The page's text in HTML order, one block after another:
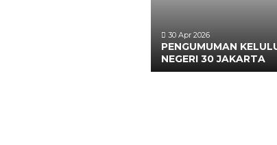
30 Apr 2026
PENGUMUMAN
NEGERI 30 JAKARTA